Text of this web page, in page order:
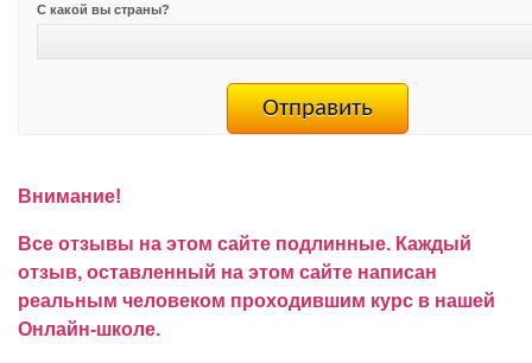
С какой вы страны?
Внимание!
Все отзывы на этом сайте подлинные. Каждый
отзыв, оставленный на этом сайте написан
реальным человеком проходившим курс в нашей
Онлайн-школе.